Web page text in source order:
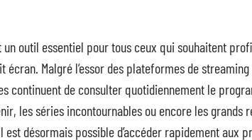
un outil essentiel pour tous ceux qui souhaitent
écran. Malgré l’essor des plateformes de
continuent de consulter quotidiennement le
les séries incontournables ou encore les grands
est désormais possible d’accéder rapidement aux